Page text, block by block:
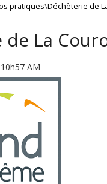
pratiques\Déchèterie de
de La
AM